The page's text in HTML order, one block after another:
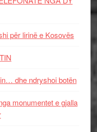
për lirinë e Kosovës
dhe ndryshoi botën
monumentet e gjalla